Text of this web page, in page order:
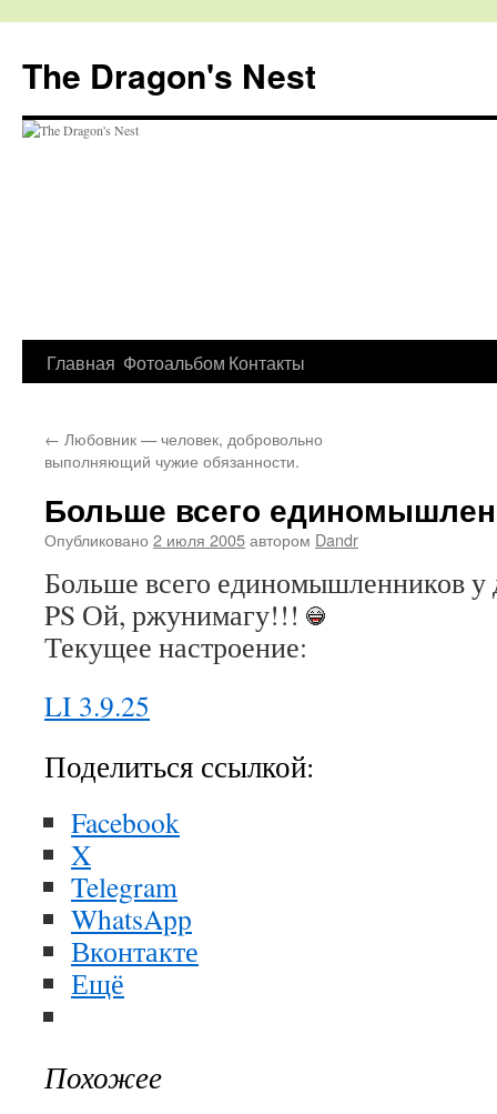
The Dragon's Nest
Перейти
содержимому
Главная Фотоальбом Контакты
← Любовник — человек, добровольно
выполняющий чужие обязанности.
Больше всего
Опубликовано 2 июля 2005автором Dandr
Больше всего единомышленников у
PS Ой, ржунимагу!!!
Текущее настроение:
LI 3.9.25
Поделиться ссылкой:
Facebook
X
Telegram
WhatsApp
Вконтакте
Ещё
Похожее